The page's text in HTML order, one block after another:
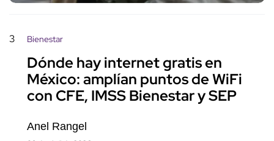
3 Bienestar
Dónde hay internet gratis en
México: amplían puntos de WiFi
con CFE, IMSS Bienestar y SEP
Anel Rangel